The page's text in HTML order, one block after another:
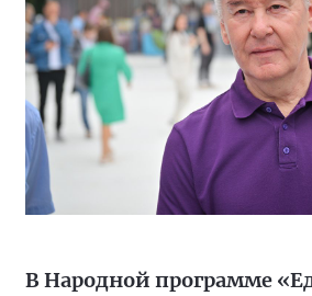
В Народной программе